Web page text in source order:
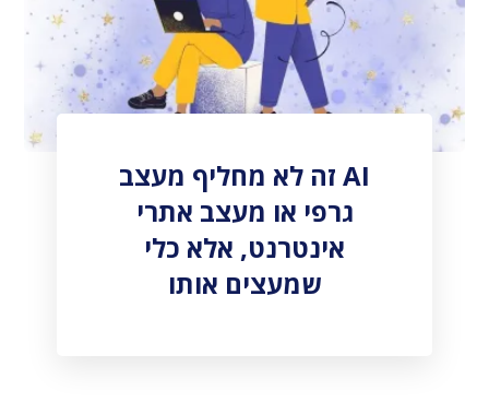
AI זה לא מחליף מעצב
גרפי או מעצב אתרי
אינטרנט, אלא כלי
שמעצים אותו